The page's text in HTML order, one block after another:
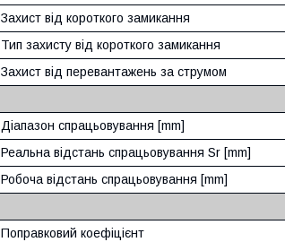
Захист від короткого замикання
Тип захисту від короткого замикання
Захист від перевантажень за струмом
Діапазон спрацьовування [mm]
Реальна відстань спрацьовування Sr [mm]
Робоча відстань спрацьовування [mm]
Поправковий коефіцієнт